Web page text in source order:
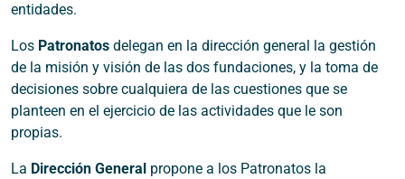
entidades.
Los Patronatos delegan en la dirección general la gestión
de la misión y visión de las dos fundaciones, y la toma de
decisiones sobre cualquiera de las cuestiones que se
planteen en el ejercicio de las actividades que le son
propias.
La Dirección General propone a los Patronatos la